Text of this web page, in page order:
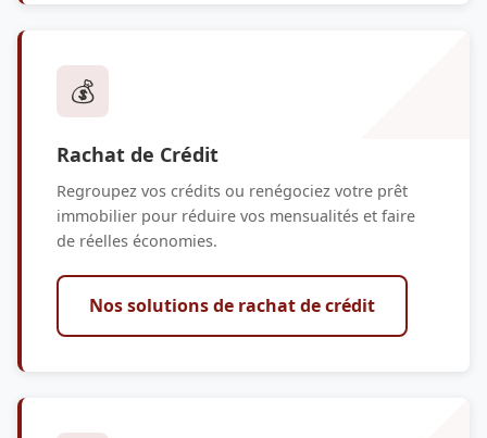
💰
Rachat de Crédit
Regroupez vos crédits ou renégociez votre prêt
immobilier pour réduire vos mensualités et faire
de réelles économies.
Nos solutions de rachat de crédit